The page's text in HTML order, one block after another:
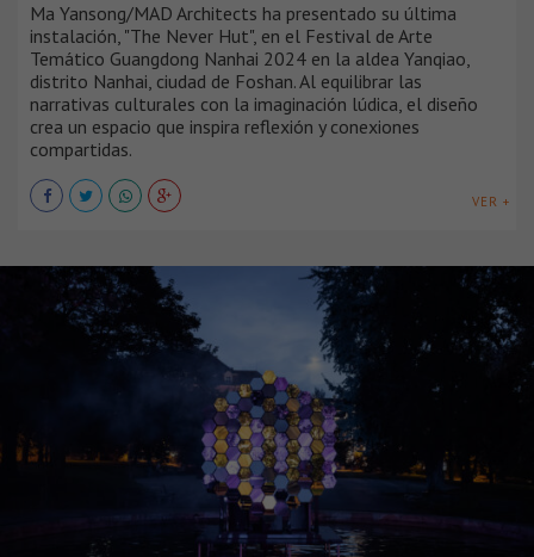
Ma Yansong/MAD Architects ha presentado su última
instalación, "The Never Hut", en el Festival de Arte
Temático Guangdong Nanhai 2024 en la aldea Yanqiao,
distrito Nanhai, ciudad de Foshan. Al equilibrar las
narrativas culturales con la imaginación lúdica, el diseño
crea un espacio que inspira reflexión y conexiones
compartidas.
VER +